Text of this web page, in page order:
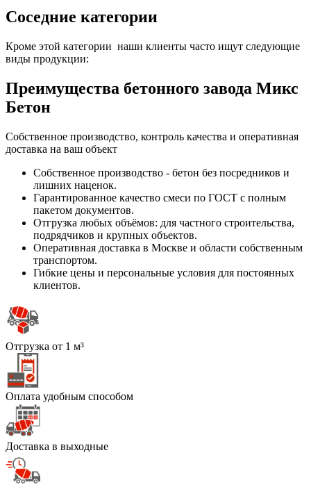
Соседние категории
Кроме этой категории наши клиенты часто ищут следующие
виды продукции:
Преимущества бетонного завода Микс
Бетон
Собственное производство, контроль качества и оперативная
доставка на ваш объект
Собственное производство - бетон без посредников и
лишних наценок.
Гарантированное качество смеси по ГОСТ с полным
пакетом документов.
Отгрузка любых объёмов: для частного строительства,
подрядчиков и крупных объектов.
Оперативная доставка в Москве и области собственным
транспортом.
Гибкие цены и персональные условия для постоянных
клиентов.
Отгрузка от 1 м³
Оплата удобным способом
Доставка в выходные